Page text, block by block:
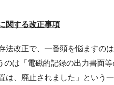
関する改正事項
法改正で、一番頭を悩ますの
のは「電磁的記録の出力書面
は、廃止されました」という一